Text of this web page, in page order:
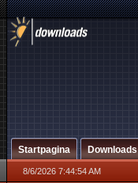
Startpagina Downloads
8/6/2026 7:44:54 AM